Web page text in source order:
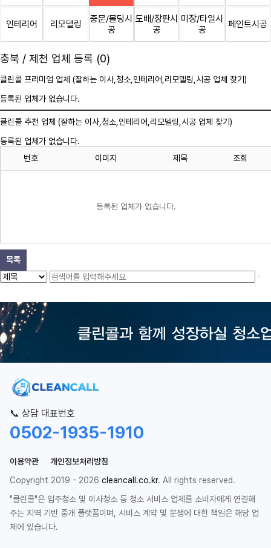
인테리어 리모델링
중문/몰딩시
공
도배/장판시
공
미장/타일시
공
페인트시공
충북 / 제천 업체 등록 (0)
클린콜 프리미엄 업체 (잘하는 이사, 청소 ,인테리어,리모델링,시공 업체 찾기)
등록된 업체가 없습니다.
클린콜 추천 업체 (잘하는 이사, 청소 ,인테리어,리모델링,시공 업체 찾기)
등록된 업체가 없습니다.
번호
이미지 제목 조회
등록된 업체가 없습니다.
목록
📞 상담 대표번호
0502-1935-1910
이용약관
개인정보처리방침
Copyright 2019 - 2026 cleancall.co.kr. All rights reserved.
"클린콜"은 입주청소 및 이사청소 등 청소 서비스 업체를 소비자에게 연결해
주는 지역 기반 중개 플랫폼이며, 서비스 계약 및 분쟁에 대한 책임은 해당 업
체에 있습니다.